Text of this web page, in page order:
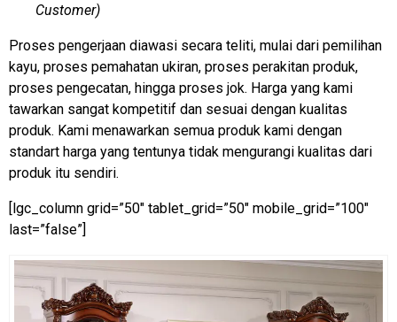
Customer)
Proses pengerjaan diawasi secara teliti, mulai dari pemilihan
kayu, proses pemahatan ukiran, proses perakitan produk,
proses pengecatan, hingga proses jok. Harga yang kami
tawarkan sangat kompetitif dan sesuai dengan kualitas
produk. Kami menawarkan semua produk kami dengan
standart harga yang tentunya tidak mengurangi kualitas dari
produk itu sendiri.
[lgc_column grid=”50″ tablet_grid=”50″ mobile_grid=”100″
last=”false”]